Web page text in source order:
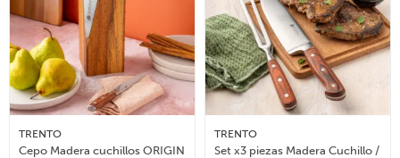
TRENTO
Cepo Madera cuchillos ORIGIN
TRENTO
Set x3 piezas Madera Cuchillo /